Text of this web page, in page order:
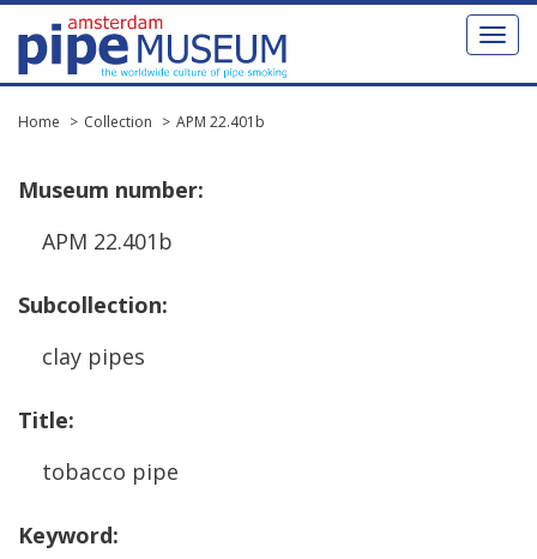
Toggle
Home Collection APM 22.401b
Museum number:
APM 22.401b
Subcollection:
clay pipes
Title:
tobacco pipe
Keyword: